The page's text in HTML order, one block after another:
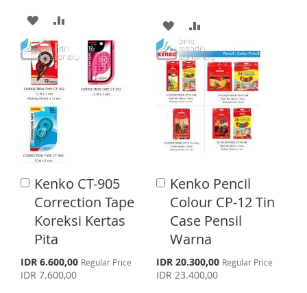
T
l
P
r
e
A
D
D
T
O
W
I
S
H
L
I
S
D
M
P
R
E
A
D
D
T
O
W
S
H
L
I
D
D
T
M
P
A
R
Kenko CT-905
Correction Tape
Koreksi Kertas
Pita
S
p
e
IDR 6.600,00 Regular Price
IDR 7.600,00
A
d
d
o
C
a
r
Kenko Pencil
Colour CP-12 Tin
Case Pensil
Warna
S
p
e
IDR 20.300,00 Regular Price
IDR 23.400,00
A
d
d
t
o
C
a
r